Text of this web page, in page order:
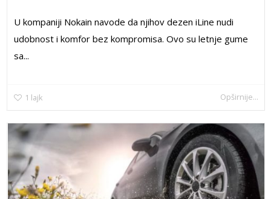
U kompaniji Nokain navode da njihov dezen iLine nudi
udobnost i komfor bez kompromisa. Ovo su letnje gume
sa...
1 lajk Opširnije...